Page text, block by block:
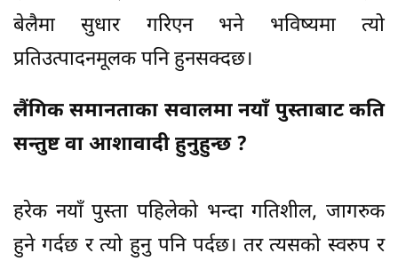
बेलैमा सुधार गरिएन भने भविष्यमा त्यो
प्रतिउत्पादनमूलक पनि हुनसक्दछ।
लैंगिक समानताका सवालमा नयाँ पुस्ताबाट कति
सन्तुष्ट वा आशावादी हुनुहुन्छ ?
हरेक नयाँ पुस्ता पहिलेको भन्दा गतिशील, जागरुक
हुने गर्दछ र त्यो हुनु पनि पर्दछ। तर त्यसको स्वरुप र